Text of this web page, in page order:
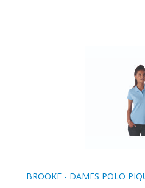
BROOKE - DAMES POLO